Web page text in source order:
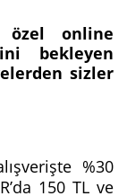
özel online
bekleyen
sizler
%30
150 TL ve